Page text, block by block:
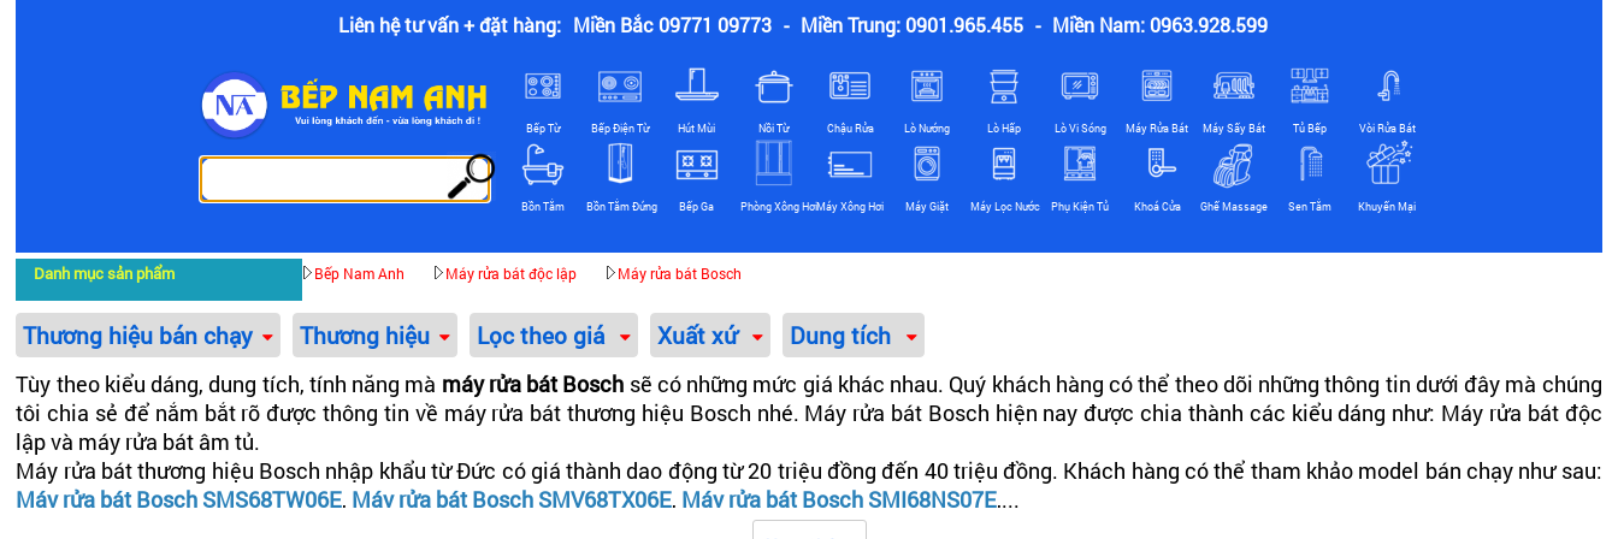
Liên hệ tư vấn + đặt hàng: Miền Bắc 09771 09773 - Miền Trung: 0901.965.455 - Miền Nam: 0963.928.599
Bếp Từ Bếp Điện Từ Hút Mùi Nồi Từ Chậu Rửa Lò Nướng Lò Hấp Lò Vi Sóng Máy Rửa Bát Máy Sấy Bát Tủ Bếp Vòi Rửa Bát
Bồn Tắm Bồn Tắm Đứng Bếp Ga Phòng Xông HơiMáy Xông Hơi Máy Giặt Máy Lọc Nước Phụ Kiện Tủ Khoá Cửa Ghế Massage Sen Tắm Khuyến Mại
Danh mục sản phẩm Bếp Nam Anh Máy rửa bát độc lập Máy rửa bát Bosch
Thương hiệu bán chạy Thương hiệu Lọc theo giá Xuất xứ Dung tích
Tùy theo kiểu dáng, dung tích, tính năng mà máy rửa bát Bosch sẽ có những mức giá khác nhau. Quý khách hàng có thể theo dõi những thông tin dưới đây mà chúng
tôi chia sẻ để nắm bắt rõ được thông tin về máy rửa bát thương hiệu Bosch nhé. Máy rửa bát Bosch hiện nay được chia thành các kiểu dáng như: Máy rửa bát độc
lập và máy rửa bát âm tủ.
Máy rửa bát thương hiệu Bosch nhập khẩu từ Đức có giá thành dao động từ 20 triệu đồng đến 40 triệu đồng. Khách hàng có thể tham khảo model bán chạy như sau:
Máy rửa bát Bosch SMS68TW06E, Máy rửa bát Bosch SMV68TX06E, Máy rửa bát Bosch SMI68NS07E,...
Còn máy rửa bát nhập khẩu từ Tây Ban Nha, Ba Lan, Thổ Nhĩ Kỳ có giá thấp hơn so với máy rửa bát Bosch nhập khẩu từ Đức. Giá sản phẩm hiện nay dao động từ 15